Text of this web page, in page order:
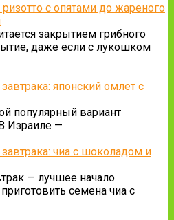
с опятами до жареного
закрытием грибного
даже если с лукошком
японский омлет с
популярный вариант
Израиле —
чиа с шоколадом и
— лучшее начало
семена чиа с